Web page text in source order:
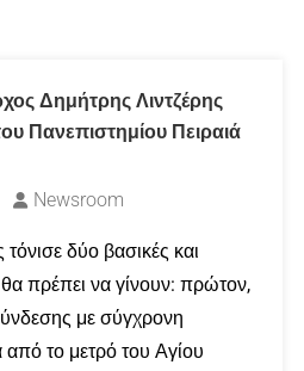
Δημήτρης Λιντζέρης
Πανεπιστημίου Πειραιά
Newsroom
δύο βασικές και
πρέπει να γίνουν: πρώτον,
με σύγχρονη
από το μετρό του Αγίου